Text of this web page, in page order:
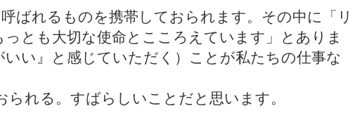
ばれるものを携帯しておられます。その中に「リ
とも大切な使命とこころえています」とありま
い』と感じていただく）ことが私たちの仕事な
れる。すばらしいことだと思います。